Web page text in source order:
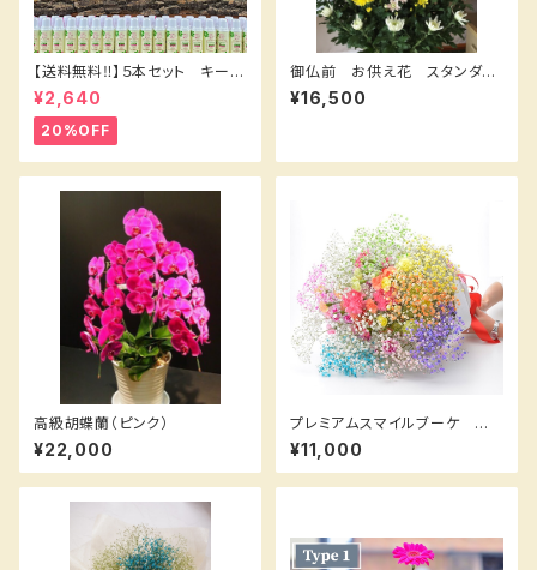
【送料無料‼️】５本セット キープ
フラワー200㎖⭐️
¥2,640
20%OFF
御仏前 お供え花 スタンダー
ドＢ
¥16,500
高級胡蝶蘭（ピンク）
¥22,000
プレミアムスマイルブーケ 鮮
やかなカーネーション と【ロマ
ンチックかすみ草】たっぷりのセ
ット！
¥11,000